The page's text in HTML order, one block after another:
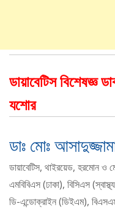
ডায়াবেটিস বিশেষজ্ঞ
যশোর
ডাঃ মোঃ
ডায়াবেটিস, থাইরয়েড, হরমোন ও
এমবিবিএস (ঢাকা), বিসিএস
ডি-এন্ডোক্রাইন (ডিইএম),